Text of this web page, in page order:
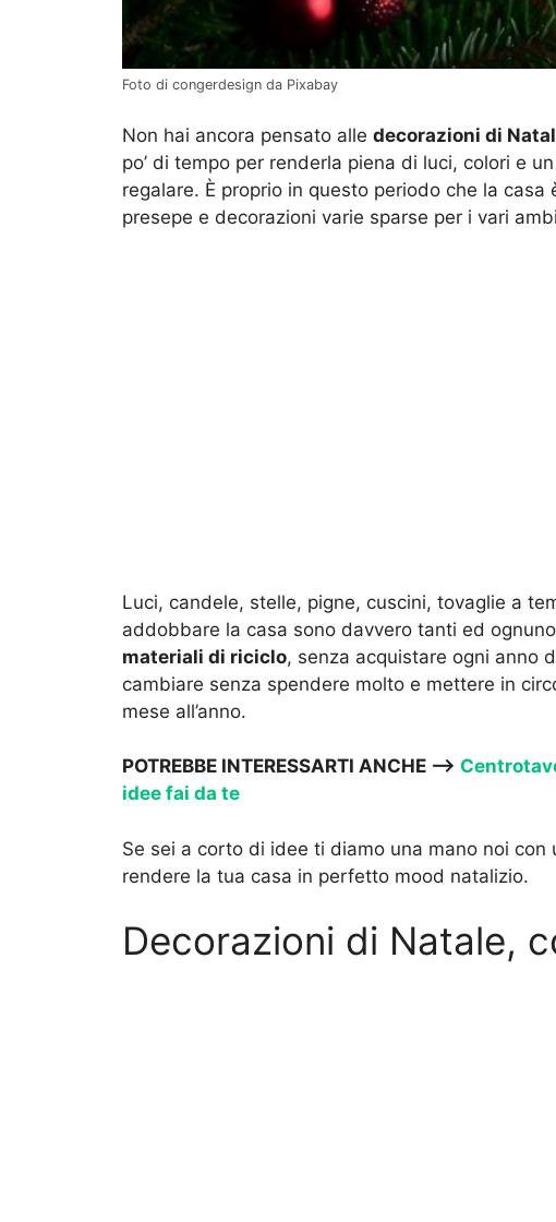
Foto di congerdesign da Pixabay
Non hai ancora pensato alle decorazioni di
po’ di tempo per renderla piena di luci, colori e
regalare. È proprio in questo periodo che la
presepe e decorazioni varie sparse per i vari
Luci, candele, stelle, pigne, cuscini, tovaglie a
addobbare la casa sono davvero tanti ed
materiali di riciclo, senza acquistare ogni anno
cambiare senza spendere molto e mettere in
mese all’anno.
POTREBBE INTERESSARTI ANCHE —>
idee fai da te
Se sei a corto di idee ti diamo una mano noi con
rendere la tua casa in perfetto mood natalizio.
Decorazioni di Natale,